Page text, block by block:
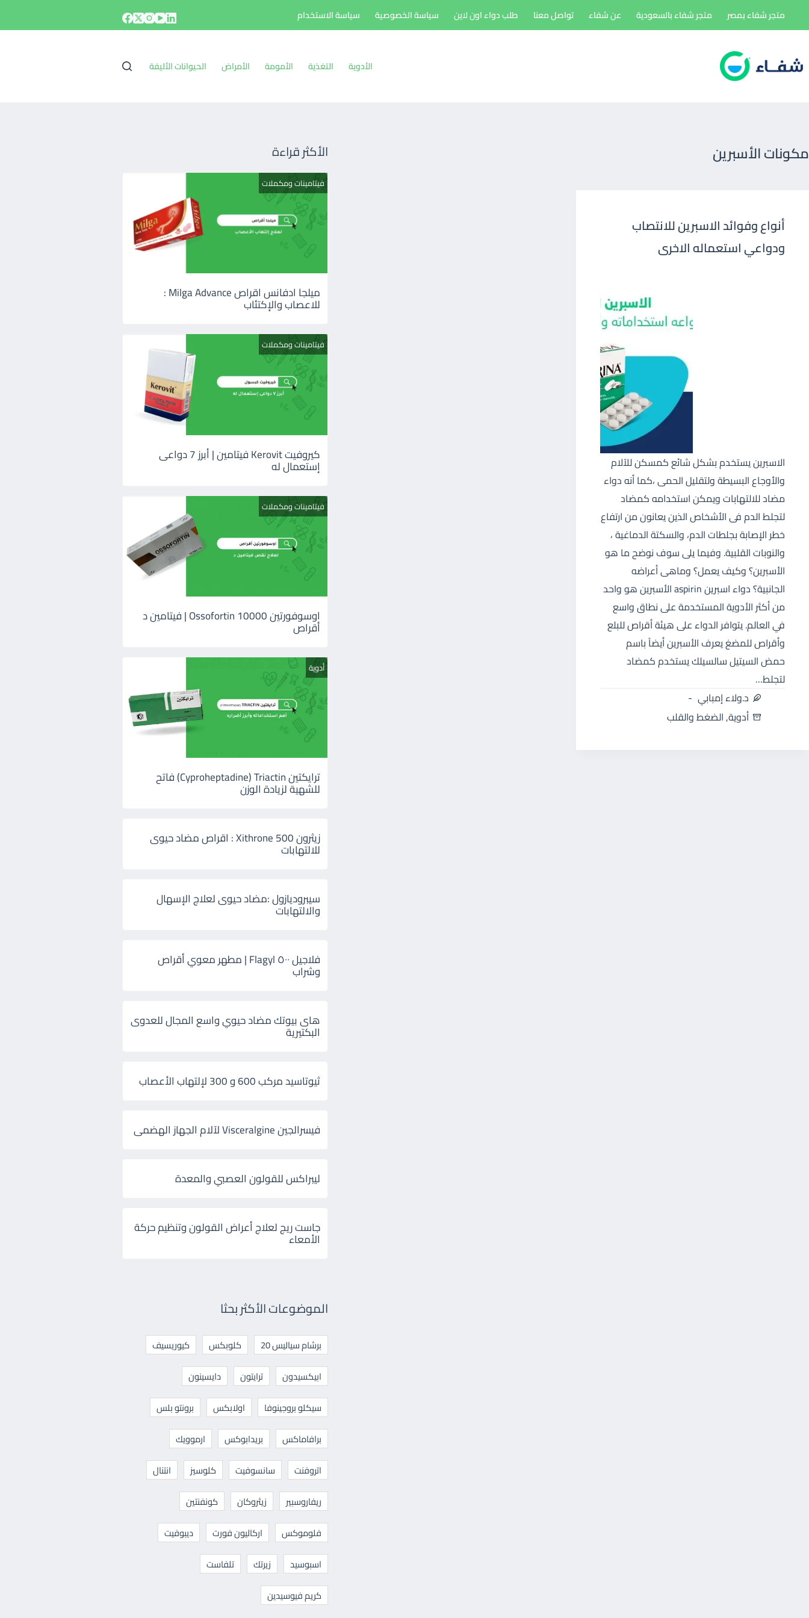
إلى
متجر شفاء بمصر متجر شفاء بالسعودية عن شفاء تواصل معنا طلب دواء اون لاين سياسة الخصوصية سياسة الاستخدام
الأدوية التغذية الأمومة الأمراض الحيوانات الأليفة
مكونات الأسبرين
أنواع وفوائد الاسبرين للانتصاب
ودواعي استعماله الاخرى
الاسبرين يستخدم بشكل شائع كمسكن للآلام
والأوجاع البسيطة ولتقليل الحمى ،كما أنه دواء
مضاد للالتهابات ويمكن استخدامه كمضاد
لتجلط الدم فى الأشخاص الذين يعانون من ارتفاع
خطر الإصابة بجلطات الدم، والسكتة الدماغية ،
والنوبات القلبية. وفيما يلى سوف نوضح ما هو
الأسبرين؟ وكيف يعمل؟ وماهى أعراضه
الجانبية؟ دواء اسبرين aspirin الأسبرين هو واحد
من أكثر الأدوية المستخدمة على نطاق واسع
في العالم. يتوافر الدواء على هيئة أقراص للبلع
وأقراص للمضغ يعرف الأسبرين أيضاً باسم
حمض السيتيل سالسيلك يستخدم كمضاد
لتجلط…
د.ولاء إمبابي
أدوية,الضغط والقلب
الأكثر قراءة
فيتامينات ومكملات
ميلجا ادفانس اقراص Milga Advance :
للاعصاب والإكتئاب
فيتامينات ومكملات
كيروفيت Kerovit فيتامين | أبرز 7 دواعى
إستعمال له
فيتامينات ومكملات
اوسوفورتين 10000 Ossofortin | فيتامين د
أقراص
أدوية
ترايكتين Cyproheptadine) Triactin) فاتح
للشهية لزيادة الوزن
زيثرون 500 Xithrone : اقراص مضاد حيوى
للالتهابات
سيبروديازول :مضاد حيوى لعلاج الإسهال
والالتهابات
فلاجيل ٥٠٠ Flagyl | مطهر معوي أقراص
وشراب
هاى بيوتك مضاد حيوي واسع المجال للعدوى
البكتيرية
ثيوتاسيد مركب 600 و 300 لإلتهاب الأعصاب
فيسرالجين Visceralgine لآلام الجهاز الهضمى
ليبراكس للقولون العصبي والمعدة
جاست ريج لعلاج أعراض القولون وتنظيم حركة
الأمعاء
الموضوعات الأكثر بحثا
برشام سياليس 20 كلوبكس
كيوريسيف
ابيكسيدون
ترايتون
دايسينون
سيكلو بروجينوفا
اولابكس
برونتو بلس
برافاماكس
بريدابوكس
ارموويك
اتروفنت
سانسوفيت كلوسيز
انتنال
ريفاروسبير
زيثروكان
كونفنتين
فلوموكس
اركاليون فورت
ديبوفيت
اسبوسيد
زيرتك
تلفاست
كريم فيوسيدين